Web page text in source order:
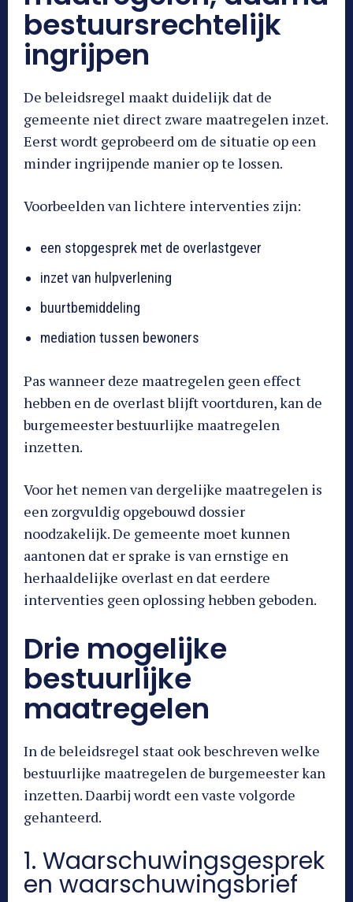
bestuursrechtelijk
ingrijpen
De beleidsregel maakt duidelijk dat de
gemeente niet direct zware maatregelen inzet.
Eerst wordt geprobeerd om de situatie op een
minder ingrijpende manier op te lossen.
Voorbeelden van lichtere interventies zijn:
een stopgesprek met de overlastgever
inzet van hulpverlening
buurtbemiddeling
mediation tussen bewoners
Pas wanneer deze maatregelen geen effect
hebben en de overlast blijft voortduren, kan de
burgemeester bestuurlijke maatregelen
inzetten.
Voor het nemen van dergelijke maatregelen is
een zorgvuldig opgebouwd dossier
noodzakelijk. De gemeente moet kunnen
aantonen dat er sprake is van ernstige en
herhaaldelijke overlast en dat eerdere
interventies geen oplossing hebben geboden.
Drie mogelijke
bestuurlijke
maatregelen
In de beleidsregel staat ook beschreven welke
bestuurlijke maatregelen de burgemeester kan
inzetten. Daarbij wordt een vaste volgorde
gehanteerd.
1. Waarschuwingsgesprek
en waarschuwingsbrief